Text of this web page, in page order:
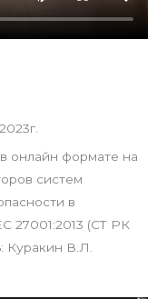
онлайн формате на
систем
в
27001:2013 (СТ РК
Куракин В.Л.